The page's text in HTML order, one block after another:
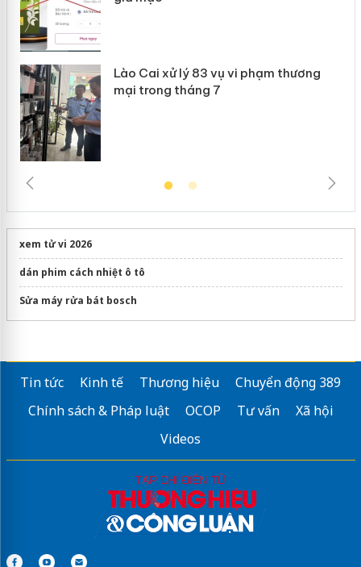
Lào Cai xử lý 83 vụ vi phạm thương
mại trong tháng 7
xem tử vi 2026
dán phim cách nhiệt ô tô
Sửa máy rửa bát bosch
Tin tức Kinh tế Thương hiệu
Chuyển động 389
Chính sách & Pháp luật
OCOP Tư vấn
Xã hội
Videos